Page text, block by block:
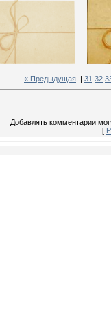
« Предыдущая 31 32
Добавлять комментарии
[